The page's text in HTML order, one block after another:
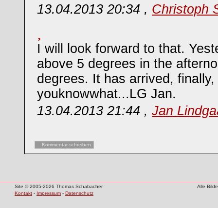
13.04.2013 20:34 , Christoph
I will look forward to that.
above 5 degrees in the
degrees. It has arrived, finally,
youknowwhat...LG Jan.
13.04.2013 21:44 , Jan
Kommentar schreiben
Site © 2005-2026 Thomas Schabacher
Alle
Kontakt - Impressum - Datenschutz